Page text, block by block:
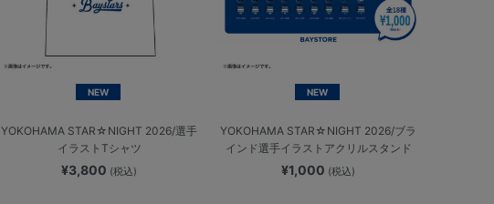
NEW
YOKOHAMA STAR☆NIGHT 2026/選手
イラストTシャツ
¥3,800 (税込)
NEW
YOKOHAMA STAR☆NIGHT 2026/ブラ
インド選手イラストアクリルスタンド
¥1,000 (税込)